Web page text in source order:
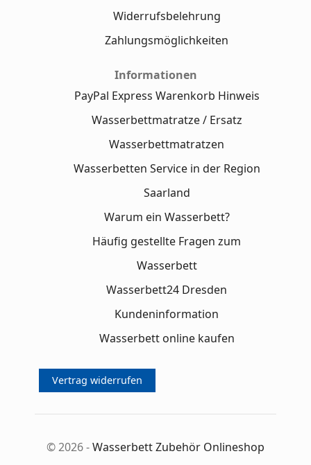
Widerrufsbelehrung
Zahlungsmöglichkeiten
Informationen
PayPal Express Warenkorb Hinweis
Wasserbettmatratze / Ersatz
Wasserbettmatratzen
Wasserbetten Service in der Region
Saarland
Warum ein Wasserbett?
Häufig gestellte Fragen zum
Wasserbett
Wasserbett24 Dresden
Kundeninformation
Wasserbett online kaufen
Vertrag widerrufen
© 2026 -Wasserbett Zubehör Onlineshop